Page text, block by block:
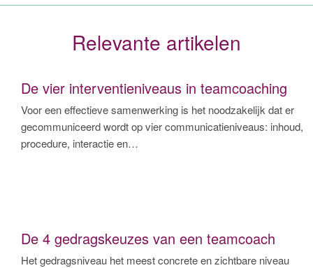
Relevante artikelen
De vier interventieniveaus in teamcoaching
Voor een effectieve samenwerking is het noodzakelijk dat er
gecommuniceerd wordt op vier communicatieniveaus: inhoud,
procedure, interactie en…
De 4 gedragskeuzes van een teamcoach
Het gedragsniveau het meest concrete en zichtbare niveau